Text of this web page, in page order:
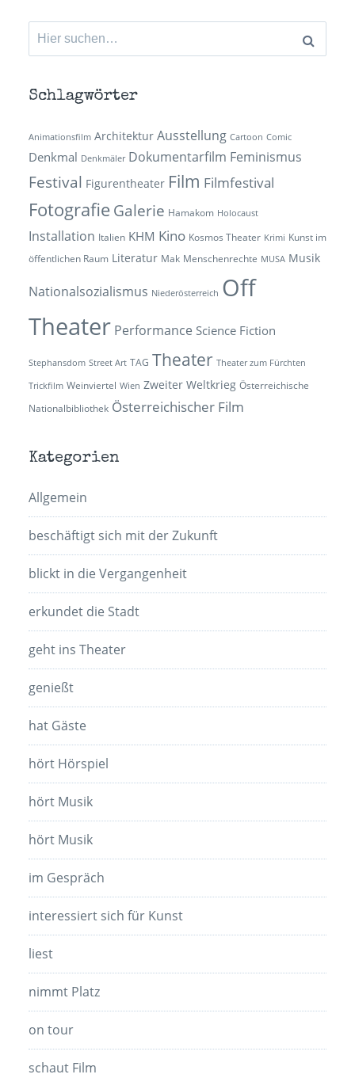
Suchen
nach:
Schlagwörter
Animationsfilm Architektur Ausstellung Cartoon Comic
Denkmal Denkmäler Dokumentarfilm Feminismus
Festival Figurentheater Film Filmfestival
Fotografie Galerie Hamakom Holocaust
Installation Italien KHM Kino Kosmos Theater Krimi Kunst im
öffentlichen Raum Literatur Mak Menschenrechte MUSA Musik
Nationalsozialismus Niederösterreich Off
Theater Performance Science Fiction
Stephansdom Street Art TAG Theater Theater zum Fürchten
Trickfilm Weinviertel Wien Zweiter Weltkrieg Österreichische
Nationalbibliothek Österreichischer Film
Kategorien
Allgemein
beschäftigt sich mit der Zukunft
blickt in die Vergangenheit
erkundet die Stadt
geht ins Theater
genießt
hat Gäste
hört Hörspiel
hört Musik
hört Musik
im Gespräch
interessiert sich für Kunst
liest
nimmt Platz
on tour
schaut Film